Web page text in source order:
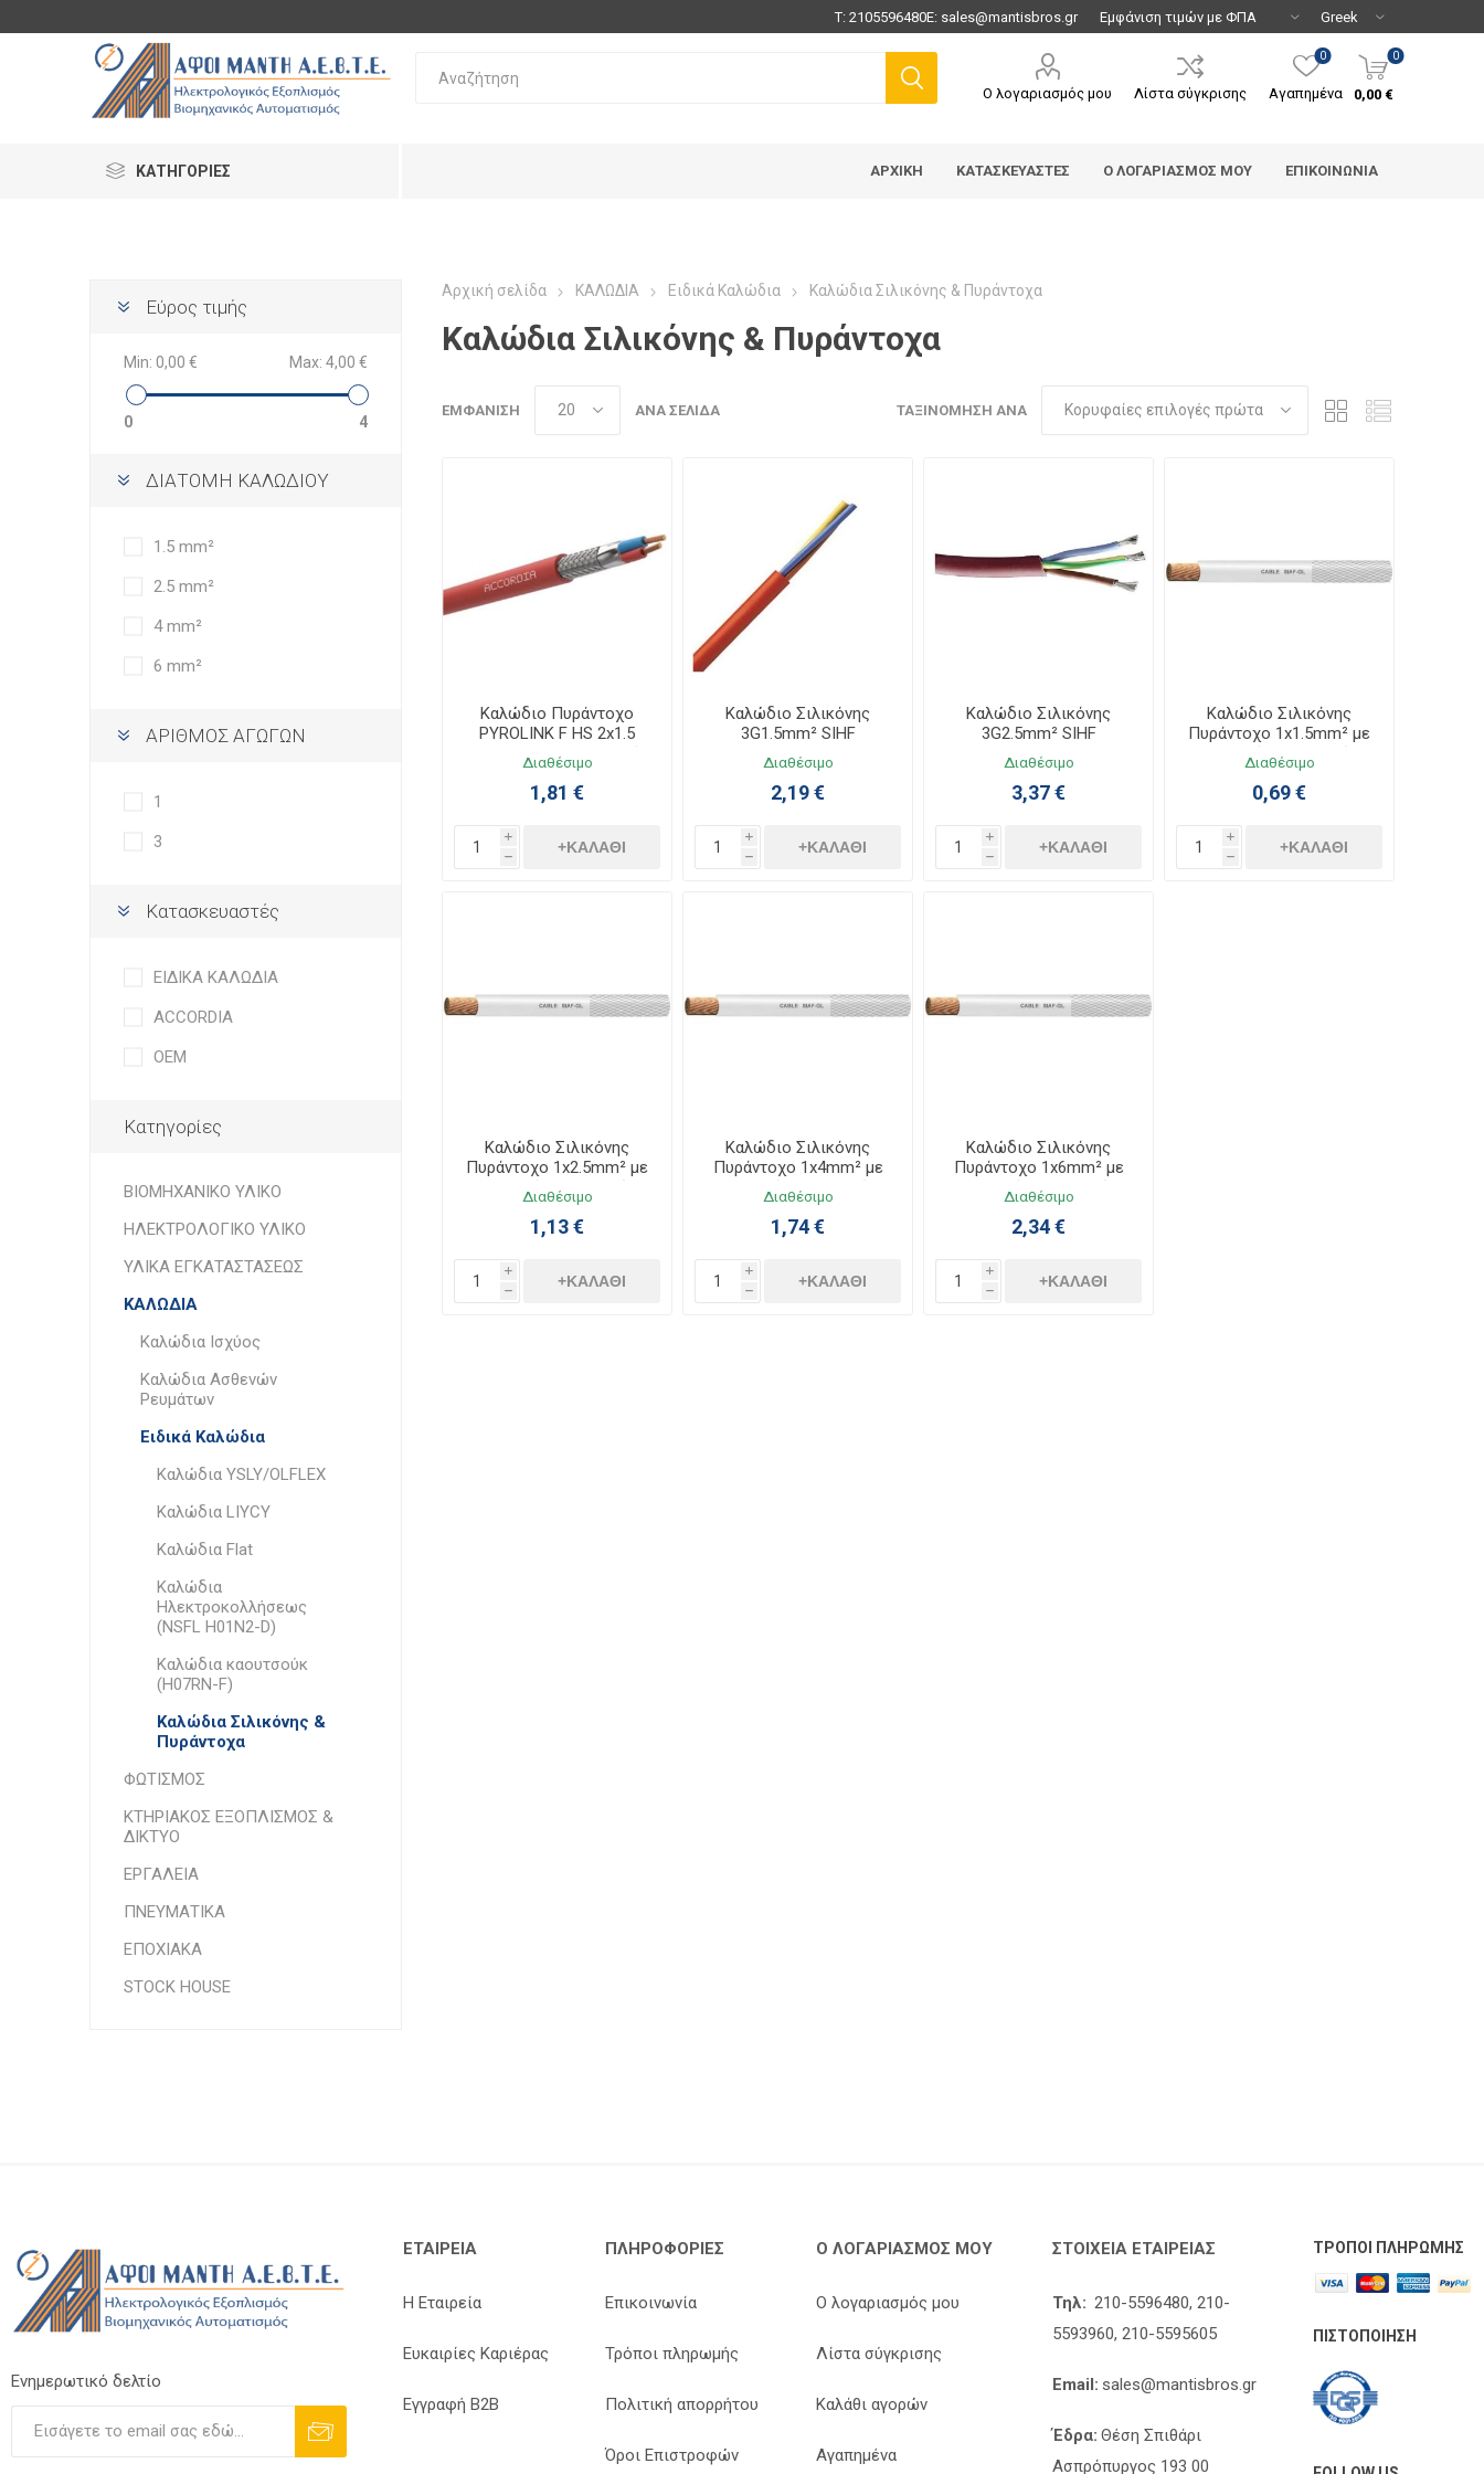
Τ:2105596480E: sales@mantisbros.gr
Ο λογαριασμός μου Λίστα σύγκρισης Αγαπημένα
0 0
0,00 €
ΚΑΤΗΓΟΡΊΕΣ ΑΡΧΙΚΉ ΚΑΤΑΣΚΕΥΑΣΤΈΣ Ο ΛΟΓΑΡΙΑΣΜΌΣ ΜΟΥ ΕΠΙΚΟΙΝΩΝΊΑ
Εύρος τιμής
Min: 0,00 € Max: 4,00 €
0 4
ΔΙΑΤΟΜΗ ΚΑΛΩΔΙΟΥ
1.5 mm²
2.5 mm²
4 mm²
6 mm²
ΑΡΙΘΜΟΣ ΑΓΩΓΩΝ
1
3
Κατασκευαστές
ΕΙΔΙΚΑ ΚΑΛΩΔΙΑ
ACCORDIA
OEM
Κατηγορίες
ΒΙΟΜΗΧΑΝΙΚΟ ΥΛΙΚΟ
ΗΛΕΚΤΡΟΛΟΓΙΚΟ ΥΛΙΚΟ
ΥΛΙΚΑ ΕΓΚΑΤΑΣΤΑΣΕΩΣ
ΚΑΛΩΔΙΑ
Καλώδια Ισχύος
Καλώδια Ασθενών
Ρευμάτων
Ειδικά Καλώδια
Καλώδια YSLY/OLFLEX
Καλώδια LIYCY
Καλώδια Flat
Καλώδια
Ηλεκτροκολλήσεως
(NSFL H01N2-D)
Καλώδια καουτσούκ
(H07RN-F)
Καλώδια Σιλικόνης &
Πυράντοχα
ΦΩΤΙΣΜΟΣ
ΚΤΗΡΙΑΚΟΣ ΕΞΟΠΛΙΣΜΟΣ &
ΔΙΚΤΥΟ
ΕΡΓΑΛΕΙΑ
ΠΝΕΥΜΑΤΙΚΑ
ΕΠΟΧΙΑΚΑ
STOCK HOUSE
Αρχική σελίδα ΚΑΛΩΔΙΑ Ειδικά Καλώδια Καλώδια Σιλικόνης & Πυράντοχα
Καλώδια Σιλικόνης & Πυράντοχα
ΤΑΞΙΝΌΜΗΣΗ ΑΝΆ
ΕΜΦΆΝΙΣΗ ΑΝΆ ΣΕΛΊΔΑ
Καλώδιο Πυράντοχο
PYROLINK F HS 2x1.5
PH120 FE180 με Διπλή
Θωράκιση 100m
Διαθέσιμο
1,81 €
i
h
+ΚΑΛΆΘΙ
Καλώδιο Σιλικόνης
3G1.5mm² SIHF
Διαθέσιμο
2,19 €
i
h
+ΚΑΛΆΘΙ
Καλώδιο Σιλικόνης
3G2.5mm² SIHF
Διαθέσιμο
3,37 €
i
h
+ΚΑΛΆΘΙ
Καλώδιο Σιλικόνης
Πυράντοχο 1x1.5mm² με
Υαλομέταξο Λευκό
Διαθέσιμο
0,69 €
i
h
+ΚΑΛΆΘΙ
Καλώδιο Σιλικόνης
Πυράντοχο 1x2.5mm² με
Υαλομέταξο Λευκό
Διαθέσιμο
1,13 €
i
h
+ΚΑΛΆΘΙ
Καλώδιο Σιλικόνης
Πυράντοχο 1x4mm² με
Υαλομέταξο Λευκό
Διαθέσιμο
1,74 €
i
h
+ΚΑΛΆΘΙ
Καλώδιο Σιλικόνης
Πυράντοχο 1x6mm² με
Υαλομέταξο Λευκό
Διαθέσιμο
2,34 €
i
h
+ΚΑΛΆΘΙ
Ενημερωτικό δελτίο
ΕΤΑΙΡΕΊΑ
Η Εταιρεία
Ευκαιρίες Καριέρας
Εγγραφή B2B
ΠΛΗΡΟΦΟΡΊΕΣ
Επικοινωνία
Τρόποι πληρωμής
Πολιτική απορρήτου
Όροι Επιστροφών
Ο ΛΟΓΑΡΙΑΣΜΌΣ ΜΟΥ
Ο λογαριασμός μου
Λίστα σύγκρισης
Καλάθι αγορών
Αγαπημένα
ΣΤΟΙΧΕΊΑ ΕΤΑΙΡΕΊΑΣ
Τηλ: 210-5596480, 210-
5593960, 210-5595605
Email: sales@mantisbros.gr
Έδρα: Θέση Σπιθάρι
Ασπρόπυργος 193 00
ΤΡΌΠΟΙ ΠΛΗΡΩΜΉΣ
ΠΙΣΤΟΠΟΊΗΣΗ